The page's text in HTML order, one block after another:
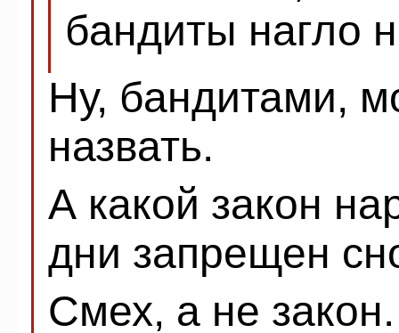
бандиты нагло
Ну, бандитами,
назвать.
А какой закон
дни запрещен
Смех, а не